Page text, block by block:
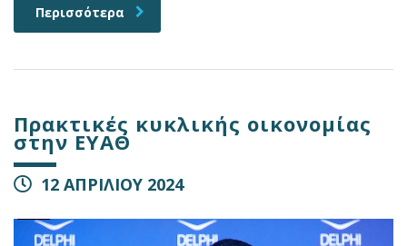
Περισσότερα
Πρακτικές κυκλικής οικονομίας
στην ΕΥΑΘ
12 ΑΠΡΙΛΙΟΥ 2024